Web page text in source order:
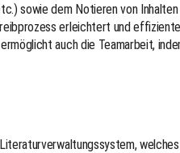
sowie dem Notieren von
erleichtert und
auch die Teamarbeit,